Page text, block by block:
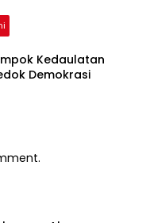
Kedaulatan
Demokrasi